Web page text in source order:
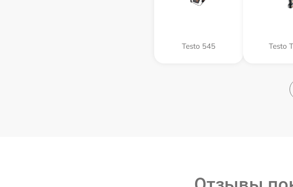
Testo 545 Testo